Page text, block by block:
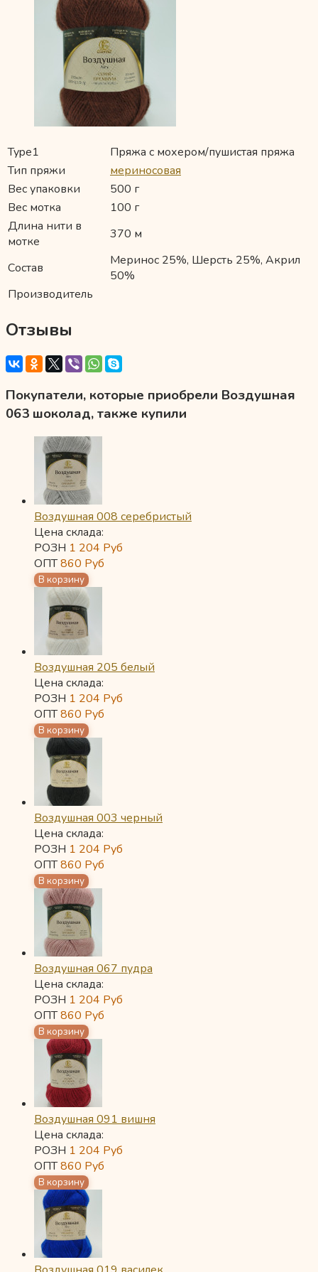
Type1
Пряжа с мохером/пушистая пряжа
Тип пряжи
мериносовая
Вес упаковки
500 г
Вес мотка
100 г
Длина нити в
мотке
370 м
Состав
Меринос 25%, Шерсть 25%, Акрил
50%
Производитель
Отзывы
Покупатели, которые приобрели Воздушная
063 шоколад, также купили
Воздушная 008 серебристый
Цена склада:
РОЗН 1 204 Руб
ОПТ860 Руб
Воздушная 205 белый
Цена склада:
РОЗН 1 204 Руб
ОПТ860 Руб
Воздушная 003 черный
Цена склада:
РОЗН 1 204 Руб
ОПТ860 Руб
Воздушная 067 пудра
Цена склада:
РОЗН 1 204 Руб
ОПТ860 Руб
Воздушная 091 вишня
Цена склада:
РОЗН 1 204 Руб
ОПТ860 Руб